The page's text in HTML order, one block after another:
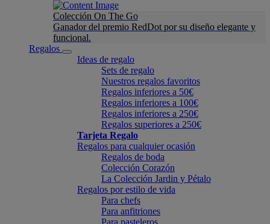
Colección On The Go
Ganador del premio RedDot por su diseño elegante y
funcional.
Regalos
Ideas de regalo
Sets de regalo
Nuestros regalos favoritos
Regalos inferiores a 50€
Regalos inferiores a 100€
Regalos inferiores a 250€
Regalos superiores a 250€
Tarjeta Regalo
Regalos para cualquier ocasión
Regalos de boda
Colección Corazón
La Colección Jardin y Pétalo
Regalos por estilo de vida
Para chefs
Para anfitriones
Para pasteleros